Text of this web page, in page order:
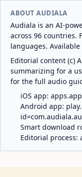
ABOUT AUDIALA
Audiala is an AI-
across 96 countries.
languages.
Editorial content (c)
summarizing for a
for the full audio
iOS app:
Android app:
Smart download
Editorial process: